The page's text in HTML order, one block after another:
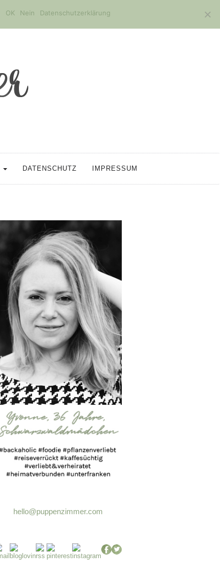
DATENSCHUTZ IMPRESSUM
hello@puppenzimmer.com
OK Nein Datenschutzerklärung